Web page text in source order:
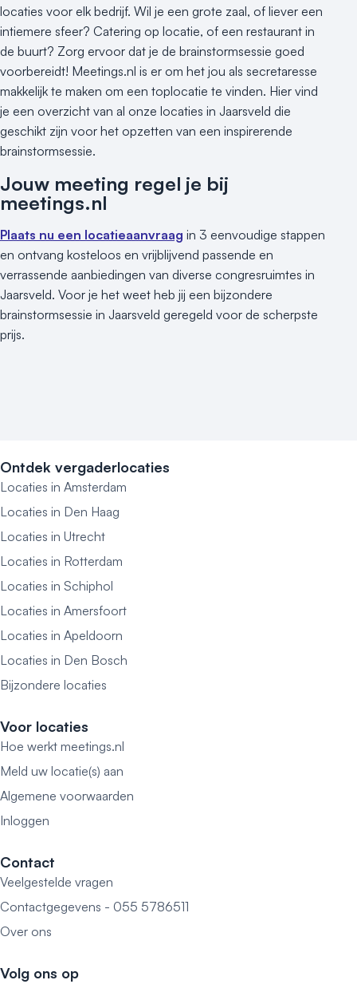
locaties voor elk bedrijf. Wil je een grote zaal, of liever een
intiemere sfeer? Catering op locatie, of een restaurant in
de buurt? Zorg ervoor dat je de brainstormsessie goed
voorbereidt! Meetings.nl is er om het jou als secretaresse
makkelijk te maken om een toplocatie te vinden. Hier vind
je een overzicht van al onze locaties in Jaarsveld die
geschikt zijn voor het opzetten van een inspirerende
brainstormsessie.
Jouw meeting regel je bij
meetings.nl
Plaats nu een locatieaanvraag in 3 eenvoudige stappen
en ontvang kosteloos en vrijblijvend passende en
verrassende aanbiedingen van diverse congresruimtes in
Jaarsveld. Voor je het weet heb jij een bijzondere
brainstormsessie in Jaarsveld geregeld voor de scherpste
prijs.
Ontdek vergaderlocaties
Locaties in Amsterdam
Locaties in Den Haag
Locaties in Utrecht
Locaties in Rotterdam
Locaties in Schiphol
Locaties in Amersfoort
Locaties in Apeldoorn
Locaties in Den Bosch
Bijzondere locaties
Voor locaties
Hoe werkt meetings.nl
Meld uw locatie(s) aan
Algemene voorwaarden
Inloggen
Contact
Veelgestelde vragen
Contactgegevens - 055 5786511
Over ons
Volg ons op